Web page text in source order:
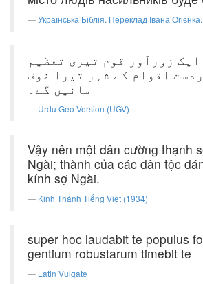
Українська Біблія. Переклад Івана Огієнка.
ایک زورآور قوم تیری تعظیم
اقوام کے شہر تیرا خوف
مانیں گے۔
Urdu Geo Version (UGV)
Vậy nên một dân cường thạnh
Ngài; thành của các dân tộc
kính sợ Ngài.
Kinh Thánh Tiếng Việt (1934)
super hoc laudabit te populus
gentium robustarum timebit te
Latin Vulgate